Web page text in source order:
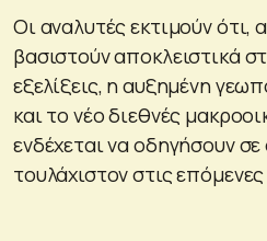
Οι αναλυτές εκτιμούν ότι,
βασιστούν αποκλειστικά
εξελίξεις, η αυξημένη
και το νέο διεθνές
ενδέχεται να οδηγήσουν
τουλάχιστον στις